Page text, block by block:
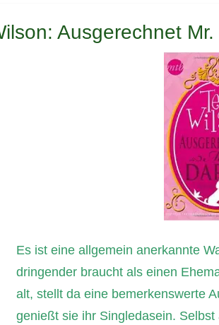
Ausgerechnet
Es ist eine allgemein anerkannte
dringender braucht als einen
alt, stellt da eine bemerkenswerte
genießt sie ihr Singledasein.